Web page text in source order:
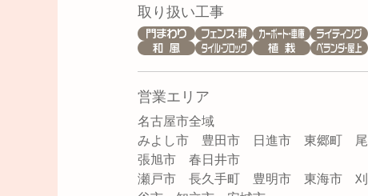
取り扱い工事
営業エリア
名古屋市全域
みよし市 豊田市 日進市 東郷町 尾
張旭市 春日井市
瀬戸市 長久手町 豊明市 東海市 刈